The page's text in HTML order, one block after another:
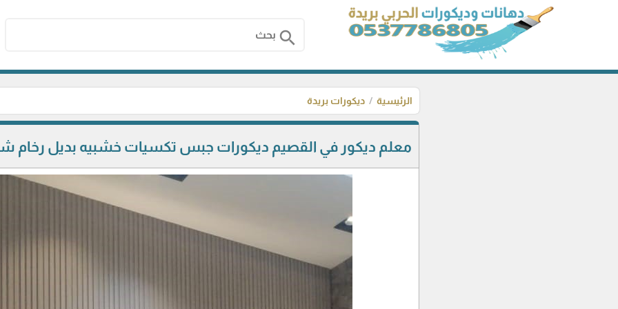
search
الرئيسية ديكورات بريدة
معلم ديكور في القصيم ديكورات جبس تكسيات خشبيه بديل رخام شييورد